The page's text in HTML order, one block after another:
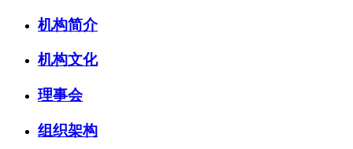
机构简介
机构文化
理事会
组织架构